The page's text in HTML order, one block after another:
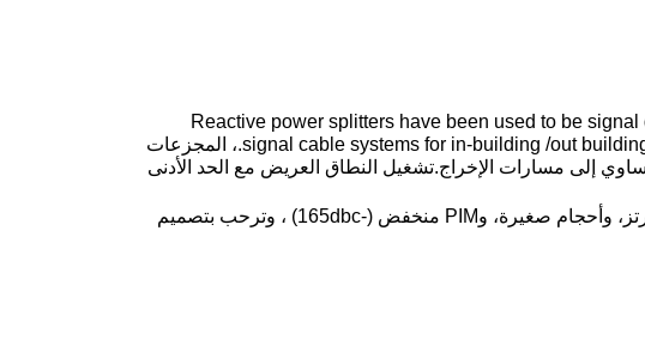
Reactive power splitters have been used to be
signal cable systems for in-building /out building signal coverage because of their low loss and rugged nature.، المجزعات
إلى مسارات الإخراج.تشغيل النطاق العريض مع الحد الأدنى
ويمتلك تقسيمات الطاقة النشطة من فينكوم ترددًا يصل إلى 8 غيغاهرتز، وأحجام صغيرة، وPIM منخفض (-165dbc) ، وترحب بتصميم